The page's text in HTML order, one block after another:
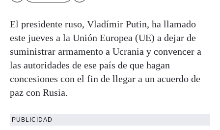
El presidente ruso, Vladímir Putin, ha llamado
este jueves a la Unión Europea (UE) a dejar de
suministrar armamento a Ucrania y convencer a
las autoridades de ese país de que hagan
concesiones con el fin de llegar a un acuerdo de
paz con Rusia.
PUBLICIDAD